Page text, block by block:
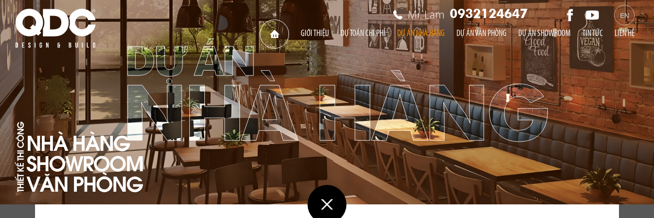
Mr. Lam 0932124647 EN
GIỚI THIỆU DỰ TOÁN CHI PHÍ DỰ ÁN NHÀ HÀNG DỰ ÁN VĂN PHÒNG DỰ ÁN SHOWROOM TIN TỨC LIÊN HỆ